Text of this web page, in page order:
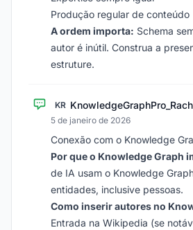
Produção regular de conteúdo
A ordem importa: Schema
autor é inútil. Construa a
estruture.
KR
5 de janeiro de 2026
Conexão com o Knowledge
Por que o Knowledge Graph
de IA usam o Knowledge
entidades, inclusive pessoas.
Como inserir autores no
Entrada na Wikipedia (se